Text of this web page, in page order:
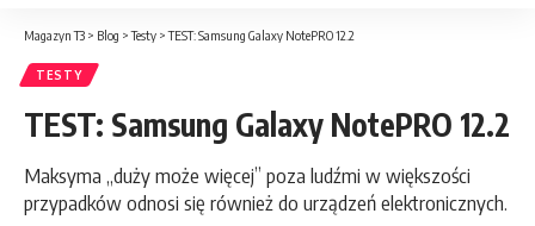
Magazyn T3 > Blog >Testy >TEST: Samsung Galaxy NotePRO 12.2
TESTY
TEST: Samsung Galaxy NotePRO 12.2
Maksyma „duży może więcej” poza ludźmi w większości
przypadków odnosi się również do urządzeń elektronicznych.